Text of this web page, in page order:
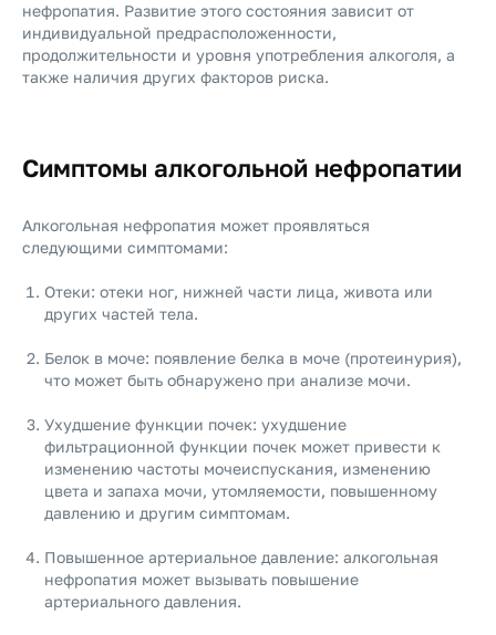
нефропатия. Развитие этого состояния зависит от
индивидуальной предрасположенности,
продолжительности и уровня употребления алкоголя, а
также наличия других факторов риска.
Симптомы алкогольной нефропатии
Алкогольная нефропатия может проявляться
следующими симптомами:
Отеки: отеки ног, нижней части лица, живота или
других частей тела.
Белок в моче: появление белка в моче (протеинурия),
что может быть обнаружено при анализе мочи.
Ухудшение функции почек: ухудшение
фильтрационной функции почек может привести к
изменению частоты мочеиспускания, изменению
цвета и запаха мочи, утомляемости, повышенному
давлению и другим симптомам.
Повышенное артериальное давление: алкогольная
нефропатия может вызывать повышение
артериального давления.